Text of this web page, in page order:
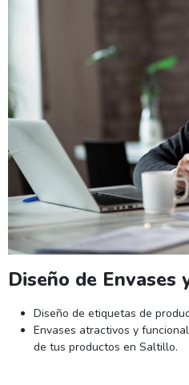
Diseño de Envases
Diseño de etiquetas de
Envases atractivos y
de tus productos en Saltillo.